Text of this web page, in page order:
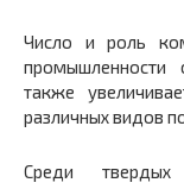
Число и роль
промышленности
также
различных видов
Среди твердых